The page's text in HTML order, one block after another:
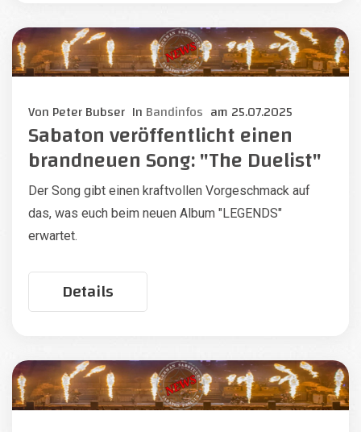
Von Peter Bubser In Bandinfos am 25.07.2025
Sabaton veröffentlicht einen
brandneuen Song: "The Duelist"
Der Song gibt einen kraftvollen Vorgeschmack auf
das, was euch beim neuen Album "LEGENDS"
erwartet.
Details